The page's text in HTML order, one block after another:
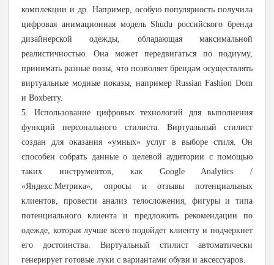
комплекции и др. Например, особую популярность получила
цифровая анимационная модель Shudu российского бренда
дизайнерской одежды, обладающая максимальной
реалистичностью. Она может передвигаться по подиуму,
принимать разные позы, что позволяет брендам осуществлять
виртуальные модные показы, например Russian Fashion Dom
и Boxberry.
5. Использование цифровых технологий для выполнения
функций персонального стилиста. Виртуальный стилист
создан для оказания «умных» услуг в выборе стиля. Он
способен собрать данные о целевой аудитории с помощью
таких инструментов, как Google Analytics /
«Яндекс.Метрика», опросы и отзывы потенциальных
клиентов, провести анализ телосложения, фигуры и типа
потенциального клиента и предложить рекомендации по
одежде, которая лучше всего подойдет клиенту и подчеркнет
его достоинства. Виртуальный стилист автоматически
генерирует готовые луки с вариантами обуви и аксессуаров.